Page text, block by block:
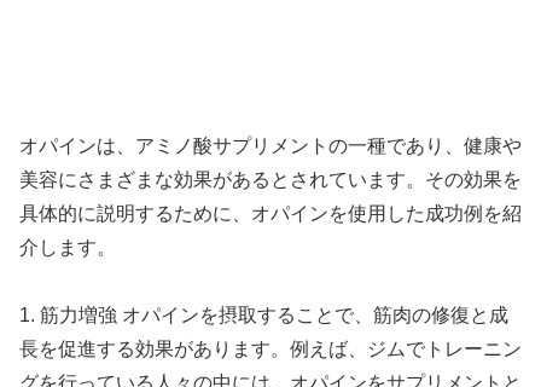
オパインは、アミノ酸サプリメントの一種であり、健康や
美容にさまざまな効果があるとされています。その効果を
具体的に説明するために、オパインを使用した成功例を紹
介します。
1. 筋力増強 オパインを摂取することで、筋肉の修復と成
長を促進する効果があります。例えば、ジムでトレーニン